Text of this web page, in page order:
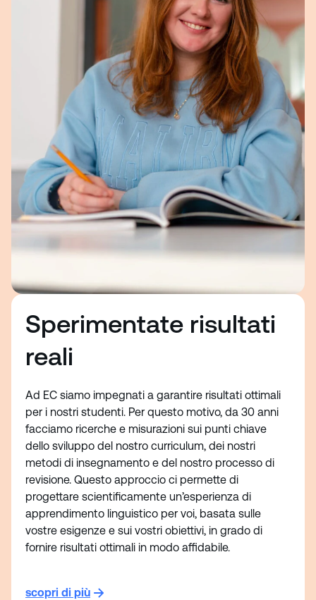
Sperimentate risultati
reali
Ad EC siamo impegnati a garantire risultati ottimali
per i nostri studenti. Per questo motivo, da 30 anni
facciamo ricerche e misurazioni sui punti chiave
dello sviluppo del nostro curriculum, dei nostri
metodi di insegnamento e del nostro processo di
revisione. Questo approccio ci permette di
progettare scientificamente un’esperienza di
apprendimento linguistico per voi, basata sulle
vostre esigenze e sui vostri obiettivi, in grado di
fornire risultati ottimali in modo affidabile.
scopri di più